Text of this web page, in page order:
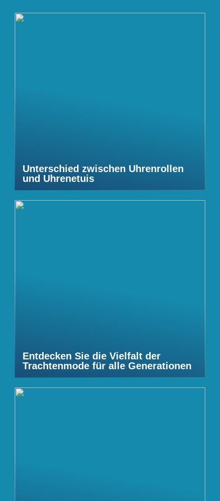
Unterschied zwischen Uhrenrollen
und Uhrenetuis
Entdecken Sie die Vielfalt der
Trachtenmode für alle Generationen